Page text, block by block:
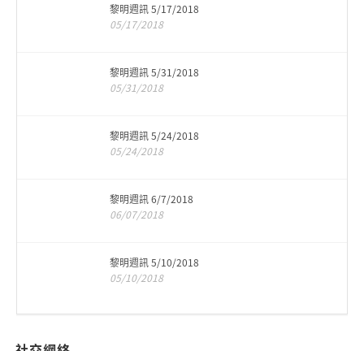
黎明週訊 5/17/2018
05/17/2018
黎明週訊 5/31/2018
05/31/2018
黎明週訊 5/24/2018
05/24/2018
黎明週訊 6/7/2018
06/07/2018
黎明週訊 5/10/2018
05/10/2018